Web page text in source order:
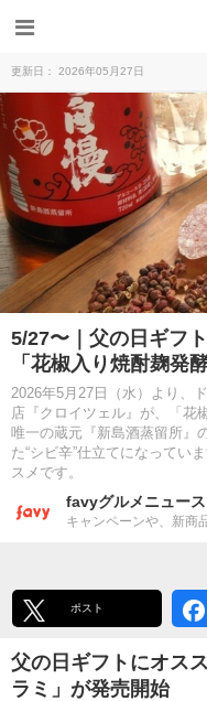
更新日： 2026年05月27日
5/27〜｜父の日ギフ
「花椒入り焼酎麹発
2026年5月27日（水）より、
店『クロイツェル』が、「花
唯一の蔵元『新島酒蒸留所』
た“シビ辛”仕立てになってい
スメです。
favyグルメニュース
キャンペーンや、新商
ポスト
父の日ギフトにオス
ラミ」が発売開始